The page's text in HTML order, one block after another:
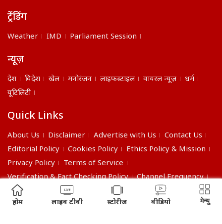
ट्रेंडिंग
Weather IMD Parliament Session
न्यूज़
देश विदेश खेल मनोरंजन लाइफस्टाइल वायरल न्यूज़
धर्म
यूटिलिटी
Quick Links
About Us Disclaimer Advertise with Us
Contact Us
Editorial Policy
Cookies Policy
Ethics Policy & Mission
Privacy Policy
Terms of Service
Verification & Fact Checking Policy
Channel Frequency
©2026 India Daily. All right reserved.
होम लाइव टीवी स्टोरीज वीडियो मेन्यु